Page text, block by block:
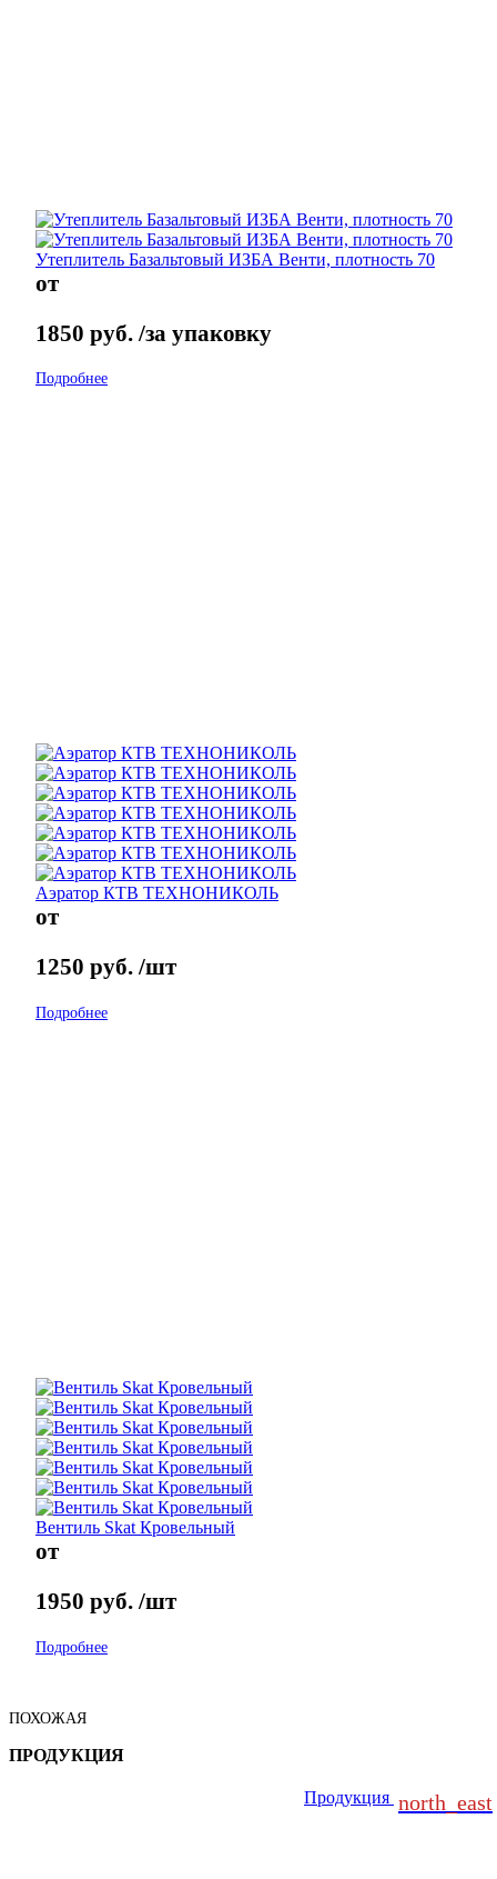
Утеплитель Базальтовый ИЗБА Венти, плотность 70
от
1850 руб. /за упаковку
Подробнее
Аэратор КТВ ТЕХНОНИКОЛЬ
от
1250 руб. /шт
Подробнее
Вентиль Skat Кровельный
от
1950 руб. /шт
Подробнее
ПОХОЖАЯ
ПРОДУКЦИЯ
Продукция north_east